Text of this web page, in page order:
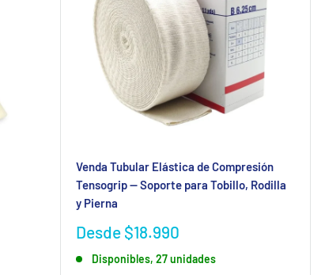
Venda Tubular Elástica de Compresión
Tensogrip — Soporte para Tobillo, Rodilla
y Pierna
Precio
venta
Desde $18.990
Disponibles, 27 unidades